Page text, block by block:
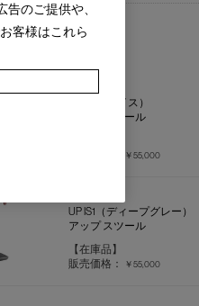
UP IS1（アイス）
アップ スツール
￥55,000
UP IS1（ディープグレー）
アップ スツール
【在庫品】
販売価格：
￥55,000
のご提供や、
客様はこれら